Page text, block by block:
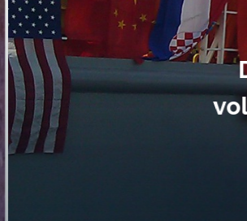
van ons
en dat is
in de puntjes